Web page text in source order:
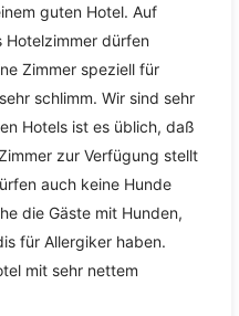
guten Hotel. Auf
Hotelzimmer dürfen
Zimmer speziell für
schlimm. Wir sind sehr
Hotels ist es üblich, daß
zur Verfügung stellt
auch keine Hunde
die Gäste mit Hunden,
für Allergiker haben.
mit sehr nettem